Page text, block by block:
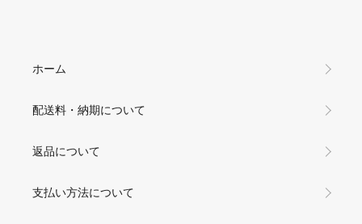
ホーム
配送料・納期について
返品について
支払い方法について